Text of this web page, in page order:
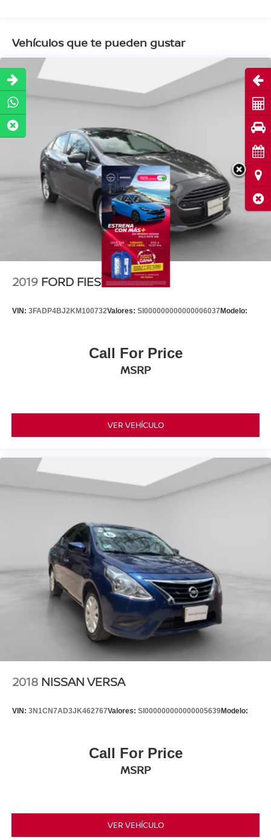
Vehículos que te pueden gustar
2019 FORD FIESTA
VIN: 3FADP4BJ2KM100732Valores: SI000000000000006037 Modelo:
Call For Price
MSRP
VER VEHÍCULO
2018 NISSAN VERSA
VIN: 3N1CN7AD3JK462767Valores: SI000000000000005639Modelo:
Call For Price
MSRP
VER VEHÍCULO